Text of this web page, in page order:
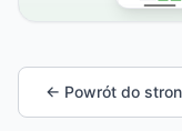
← Powrót do